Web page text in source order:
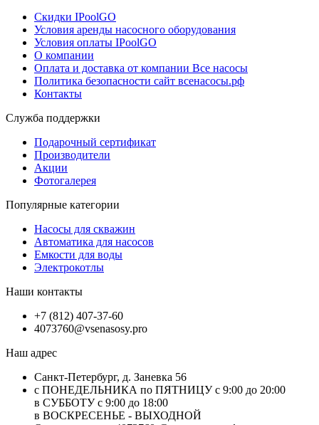
Скидки IPoolGO
Условия аренды насосного оборудования
Условия оплаты IPoolGO
О компании
Оплата и доставка от компании Все насосы
Политика безопасности сайт всенасосы.рф
Контакты
Служба поддержки
Подарочный сертификат
Производители
Акции
Фотогалерея
Популярные категории
Насосы для скважин
Автоматика для насосов
Емкости для воды
Электрокотлы
Наши контакты
+7 (812) 407-37-60
4073760@vsenasosy.pro
Наш адрес
Санкт-Петербург, д. Заневка 56
с ПОНЕДЕЛЬНИКА по ПЯТНИЦУ с 9:00 до 20:00
в СУББОТУ с 9:00 до 18:00
в ВОСКРЕСЕНЬЕ - ВЫХОДНОЙ